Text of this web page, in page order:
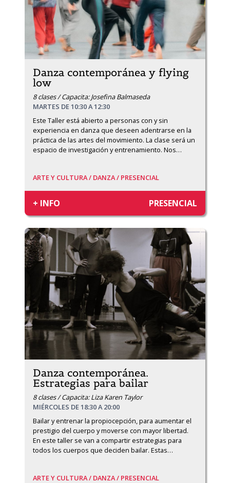
Danza contemporánea y flying
low
8 clases / Capacita: Josefina Balmaseda
MARTES DE 10:30 A 12:30
Este Taller está abierto a personas con y sin
experiencia en danza que deseen adentrarse en la
práctica de las artes del movimiento. La clase será un
espacio de investigación y entrenamiento. Nos…
ARTE Y CULTURA / DANZA / PRESENCIAL
+ INFO PRESENCIAL
Danza contemporánea.
Estrategias para bailar
8 clases / Capacita: Liza Karen Taylor
MIÉRCOLES DE 18:30 A 20:00
Bailar y entrenar la propiocepción, para aumentar el
prestigio del cuerpo y moverse con mayor libertad.
En este taller se van a compartir estrategias para
todos los cuerpos que deciden bailar. Estas…
ARTE Y CULTURA / DANZA / PRESENCIAL